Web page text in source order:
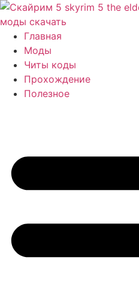
Перейти
к
содержимому
Главная
Моды
Читы коды
Прохождение
Полезное